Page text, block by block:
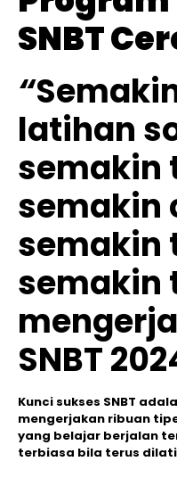
SNBT
“
latihan
semakin
semakin
semakin
semakin
SNBT
Kunci sukses SNBT
mengerjakan ribuan
yang belajar berjalan
terbiasa bila terus